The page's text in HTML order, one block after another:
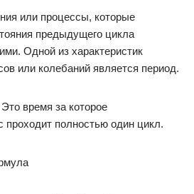
или процессы, которые
предыдущего цикла
Одной из характеристик
или колебаний является период.
время за которое
проходит полностью один цикл.